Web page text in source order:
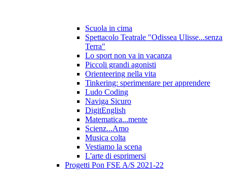
Scuola in cima
Spettacolo Teatrale "Odissea Ulisse...senza
Terra"
Lo sport non va in vacanza
Piccoli grandi agonisti
Orienteering nella vita
Tinkering: sperimentare per apprendere
Ludo Coding
Naviga Sicuro
DigitEnglish
Matematica...mente
Scienz...Amo
Musica colta
Vestiamo la scena
L'arte di esprimersi
Progetti Pon FSE A/S 2021-22